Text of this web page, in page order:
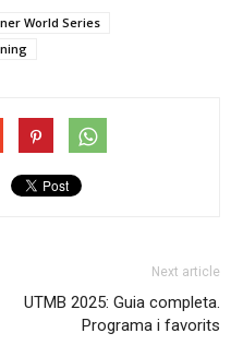
World Series
Next article
UTMB 2025: Guia completa.
Programa i favorits